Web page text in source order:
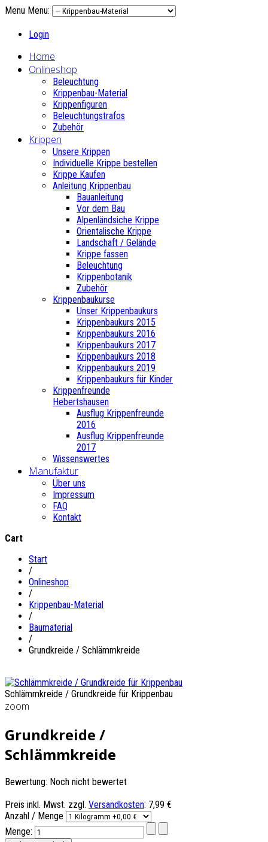
Menu Menu:
Login
Home
Onlineshop
Beleuchtung
Krippenbau-Material
Krippenfiguren
Beleuchtungstrafos
Zubehör
Krippen
Unsere Krippen
Individuelle Krippe bestellen
Krippe Kaufen
Anleitung Krippenbau
Bauanleitung
Vor dem Bau
Alpenländsiche Krippe
Orientalische Krippe
Landschaft / Gelände
Krippe fassen
Beleuchtung
Krippenbotanik
Zubehör
Krippenbaukurse
Unser Krippenbaukurs
Krippenbaukurs 2015
Krippenbaukurs 2016
Krippenbaukurs 2017
Krippenbaukurs 2018
Krippenbaukurs 2019
Krippenbaukurs für Kinder
Krippenfreunde
Hebertshausen
Ausflug Krippenfreunde
2016
Ausflug Krippenfreunde
2017
Wissenswertes
Manufaktur
Über uns
Impressum
FAQ
Kontakt
Cart
Start
/
Onlineshop
/
Krippenbau-Material
/
Baumaterial
/
Grundkreide / Schlämmkreide
Schlämmkreide / Grundkreide für Krippenbau
zoom
Grundkreide /
Schlämmkreide
Bewertung: Noch nicht bewertet
Preis inkl. Mwst. zzgl. Versandkosten: 7,99 €
Anzahl / Menge
Menge: